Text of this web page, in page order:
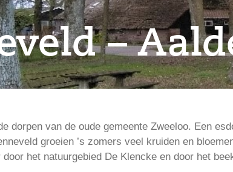
–
dorpen van de oude gemeente Zweeloo. Een
groeien ’s zomers veel kruiden en
het natuurgebied De Klencke en door het